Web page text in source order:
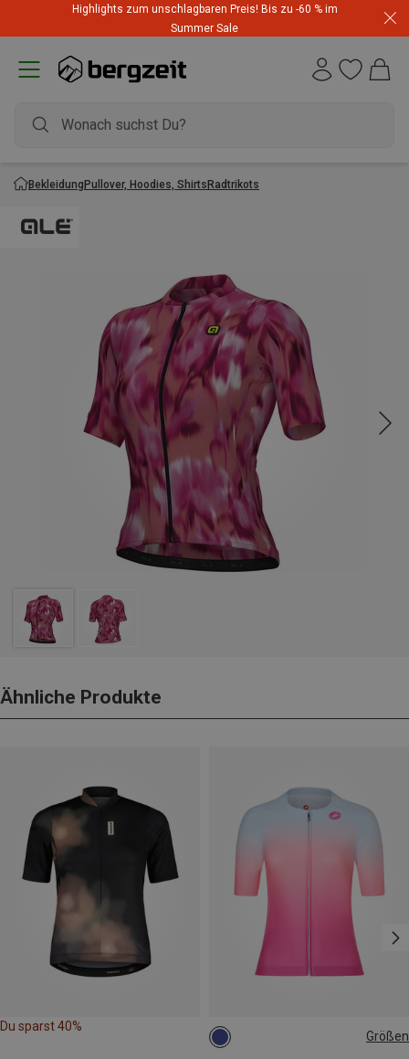
Highlights zum unschlagbaren Preis! Bis zu -60 % im
Summer Sale
BekleidungPullover, Hoodies, ShirtsRadtrikots
Ähnliche Produkte
Du sparst 40%
Größen
L